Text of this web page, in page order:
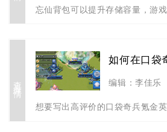
查看详情 编辑：李佳乐